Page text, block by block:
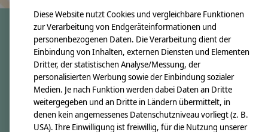
crêpes suzette
Über uns
Unsere Creppies
Nähkästchen
Unsere Stoffe
Diese Website nutzt Cookies und vergleichbare Funktionen
zur Verarbeitung von Endgeräteinformationen und
personenbezogenen Daten. Die Verarbeitung dient der
Einbindung von Inhalten, externen Diensten und Elementen
Dritter, der statistischen Analyse/Messung, der
personalisierten Werbung sowie der Einbindung sozialer
Medien. Je nach Funktion werden dabei Daten an Dritte
weitergegeben und an Dritte in Ländern übermittelt, in
denen kein angemessenes Datenschutzniveau vorliegt (z. B.
USA). Ihre Einwilligung ist freiwillig, für die Nutzung unserer